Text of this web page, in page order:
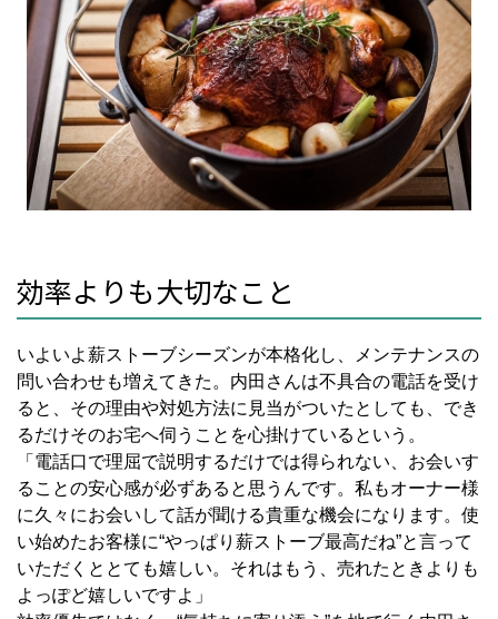
効率よりも大切なこと
いよいよ薪ストーブシーズンが本格化し、メンテナンスの
問い合わせも増えてきた。内田さんは不具合の電話を受け
ると、その理由や対処方法に見当がついたとしても、でき
るだけそのお宅へ伺うことを心掛けているという。
「電話口で理屈で説明するだけでは得られない、お会いす
ることの安心感が必ずあると思うんです。私もオーナー様
に久々にお会いして話が聞ける貴重な機会になります。使
い始めたお客様に“やっぱり薪ストーブ最高だね”と言って
いただくととても嬉しい。それはもう、売れたときよりも
よっぽど嬉しいですよ」